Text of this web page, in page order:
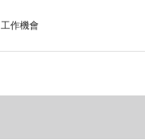
工作機會